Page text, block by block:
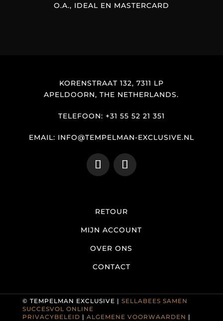
O.A., IDEAL EN MASTERCARD
KORENSTRAAT 132, 7311 LP
APELDOORN, THE NETHERLANDS.
TELEFOON: +31 55 52 21 351
EMAIL: INFO@TEMPELMAN-EXCLUSIVE.NL
RETOUR
MIJN ACCOUNT
OVER ONS
CONTACT
© TEMPELMAN EXCLUSIVE | SELLABEES SAMEN
SUCCESVOL ONLINE
PRIVACYBELEID | ALGEMENE VOORWAARDEN |